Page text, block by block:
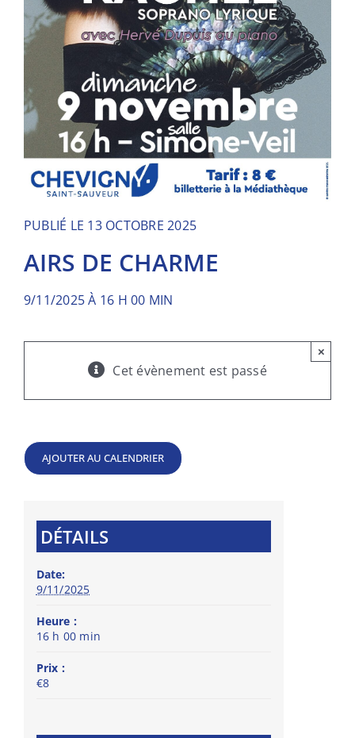
PUBLIÉ LE 13 OCTOBRE 2025
AIRS DE CHARME
9/11/2025 À 16 H 00 MIN
Cet évènement est passé
×
AJOUTER AU CALENDRIER
DÉTAILS
Date:
9/11/2025
Heure :
16 h 00 min
Prix :
€8